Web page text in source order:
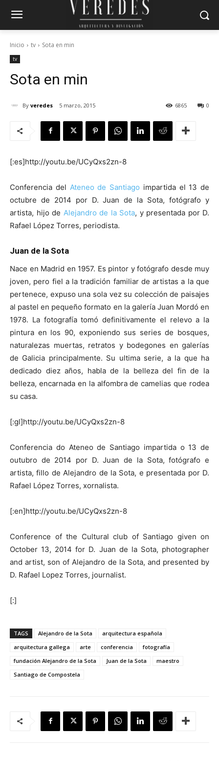
Inicio tv Sota en min
tv
Sota en min
By veredes 5 marzo, 2015 0
6865
[:es]http://youtu.be/UCyQxs2zn-8
Conferencia del Ateneo de Santiago impartida el 13 de
octubre de 2014 por D. Juan de la Sota, fotógrafo y
artista, hijo de Alejandro de la Sota, y presentada por D.
Rafael López Torres, periodista.
Juan de la Sota
Nace en Madrid en 1957. Es pintor y fotógrafo desde muy
joven, pero fiel a la tradición familiar de artistas a la que
pertenece, expuso una sola vez su colección de paisajes
al pastel en pequeño formato en la galería Juan Mordó en
1978. La fotografía tomó definitivamente el relevo a la
pintura en los 90, exponiendo sus series de bosques,
naturalezas muertas, retratos y bodegones en galerías
de Galicia principalmente. Su ultima serie, a la que ha
dedicado diez años, habla de la belleza del fin de la
belleza, encarnada en la alfombra de camelias que rodea
su casa.
[:gl]http://youtu.be/UCyQxs2zn-8
Conferencia do Ateneo de Santiago impartida o 13 de
outubro de 2014 por D. Juan de la Sota, fotógrafo e
artista, fillo de Alejandro de la Sota, e presentada por D.
Rafael López Torres, xornalista.
[:en]http://youtu.be/UCyQxs2zn-8
Conference of the Cultural club of Santiago given on
October 13, 2014 for D. Juan de la Sota, photographer
and artist, son of Alejandro de la Sota, and presented by
D. Rafael Lopez Torres, journalist.
[:]
TAGS Alejandro de la Sota
arquitectura española
arquitectura gallega
arte conferencia
fotografía
fundación Alejandro de la Sota
Juan de la Sota
maestro
Santiago de Compostela